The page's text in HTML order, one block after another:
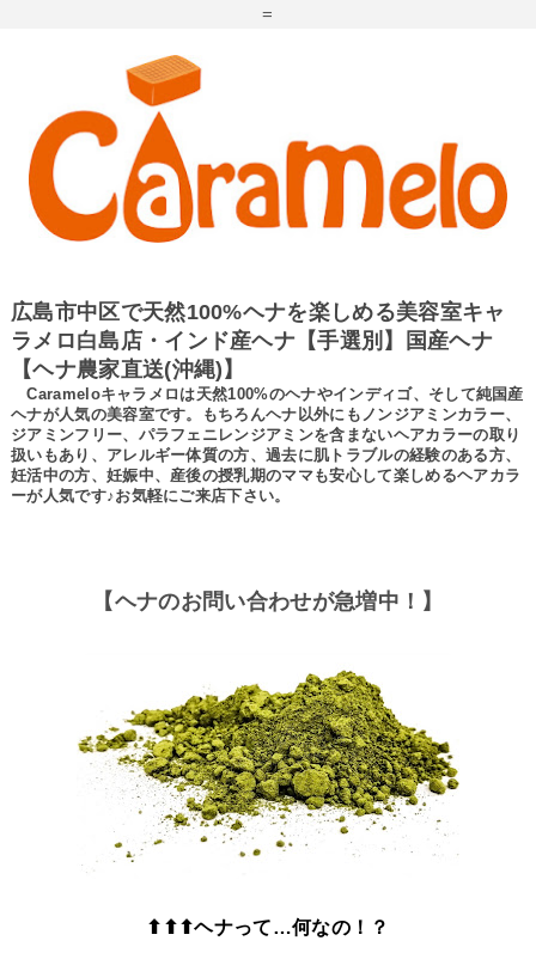
=
広島市中区で天然100%ヘナを楽しめる美容室キャ
ラメロ白島店・インド産ヘナ【手選別】国産ヘナ
【ヘナ農家直送(沖縄)】
Carameloキャラメロは天然100%のヘナやインディゴ、そして純国産
ヘナが人気の美容室です。もちろんヘナ以外にもノンジアミンカラー、
ジアミンフリー、パラフェニレンジアミンを含まないヘアカラーの取り
扱いもあり、アレルギー体質の方、過去に肌トラブルの経験のある方、
妊活中の方、妊娠中、産後の授乳期のママも安心して楽しめるヘアカラ
ーが人気です♪お気軽にご来店下さい。
【ヘナのお問い合わせが急増中！】
⬆⬆⬆ヘナって…何なの！？